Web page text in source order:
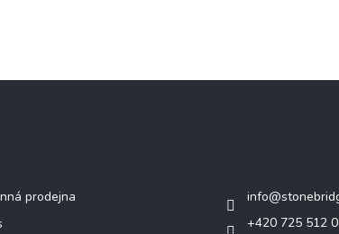
prodejna
info@
+420 725 512